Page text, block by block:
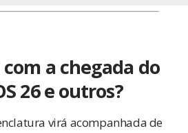
a chegada do
26 e outros?
virá acompanhada de